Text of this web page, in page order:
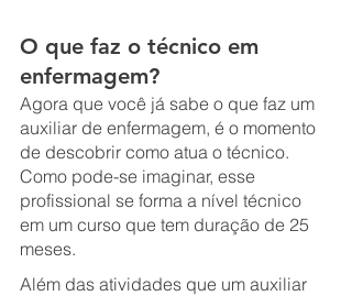
O que faz o técnico em
enfermagem?
Agora que você já sabe o que faz um
auxiliar de enfermagem, é o momento
de descobrir como atua o técnico.
Como pode-se imaginar, esse
profissional se forma a nível técnico
em um curso que tem duração de 25
meses.
Além das atividades que um auxiliar